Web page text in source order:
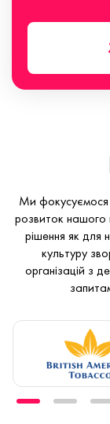
Ми фокусуємося
розвиток нашого
рішення як для
культуру
організацій з